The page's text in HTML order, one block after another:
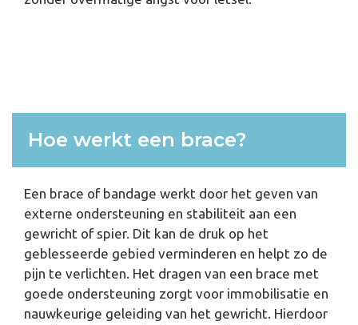
Hoe werkt een brace?
Een brace of bandage werkt door het geven van
externe ondersteuning en stabiliteit aan een
gewricht of spier. Dit kan de druk op het
geblesseerde gebied verminderen en helpt zo de
pijn te verlichten. Het dragen van een brace met
goede ondersteuning zorgt voor immobilisatie en
nauwkeurige geleiding van het gewricht. Hierdoor